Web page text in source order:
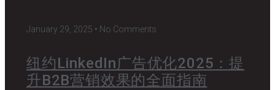
January 29, 2025 No Comments
纽约LinkedIn广告优化2025：提
升B2B营销效果的全面指南